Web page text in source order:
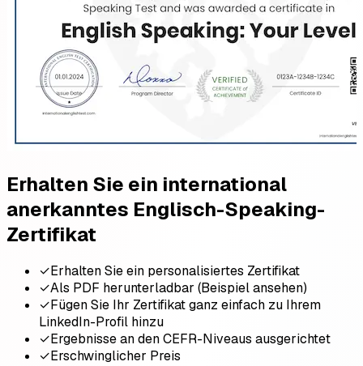
Erhalten Sie ein international
anerkanntes Englisch-Speaking-
Zertifikat
✓Erhalten Sie ein personalisiertes Zertifikat
✓Als PDF herunterladbar (Beispiel ansehen)
✓Fügen Sie Ihr Zertifikat ganz einfach zu Ihrem
LinkedIn-Profil hinzu
✓Ergebnisse an den CEFR-Niveaus ausgerichtet
✓Erschwinglicher Preis